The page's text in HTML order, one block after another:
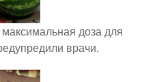
доза для
врачи.